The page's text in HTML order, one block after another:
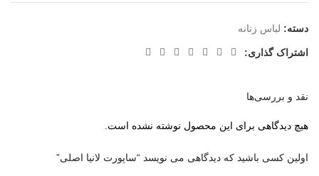
دسته: لباس زنانه
اشتراک گذاری:
نقد و بررسی‌ها
هیچ دیدگاهی برای این محصول نوشته نشده است.
اولین کسی باشید که دیدگاهی می نویسد “ساپورت لانیا اصلی”